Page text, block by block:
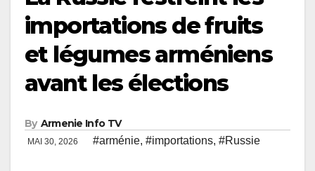
importations de fruits
et légumes arméniens
avant les élections
By Armenie Info TV
MAI 30, 2026 #arménie, #importations, #Russie